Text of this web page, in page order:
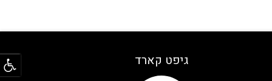
גיפט קארד